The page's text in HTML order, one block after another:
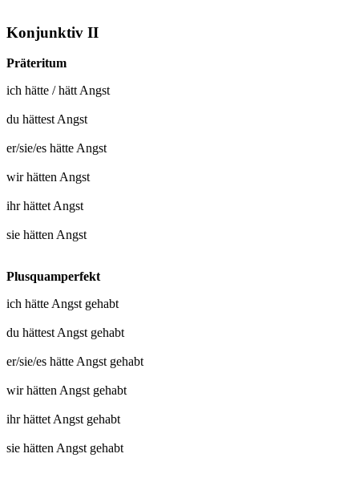
Konjunktiv II
Präteritum
ich hätte /hätt Angst
du hättest Angst
er/sie/es hätte Angst
wirhätten Angst
ihrhättet Angst
sie hätten Angst
Plusquamperfekt
ich hätteAngst gehabt
du hättestAngst gehabt
er/sie/es hätteAngst gehabt
wir hättenAngst gehabt
ihr hättetAngst gehabt
sie hättenAngst gehabt